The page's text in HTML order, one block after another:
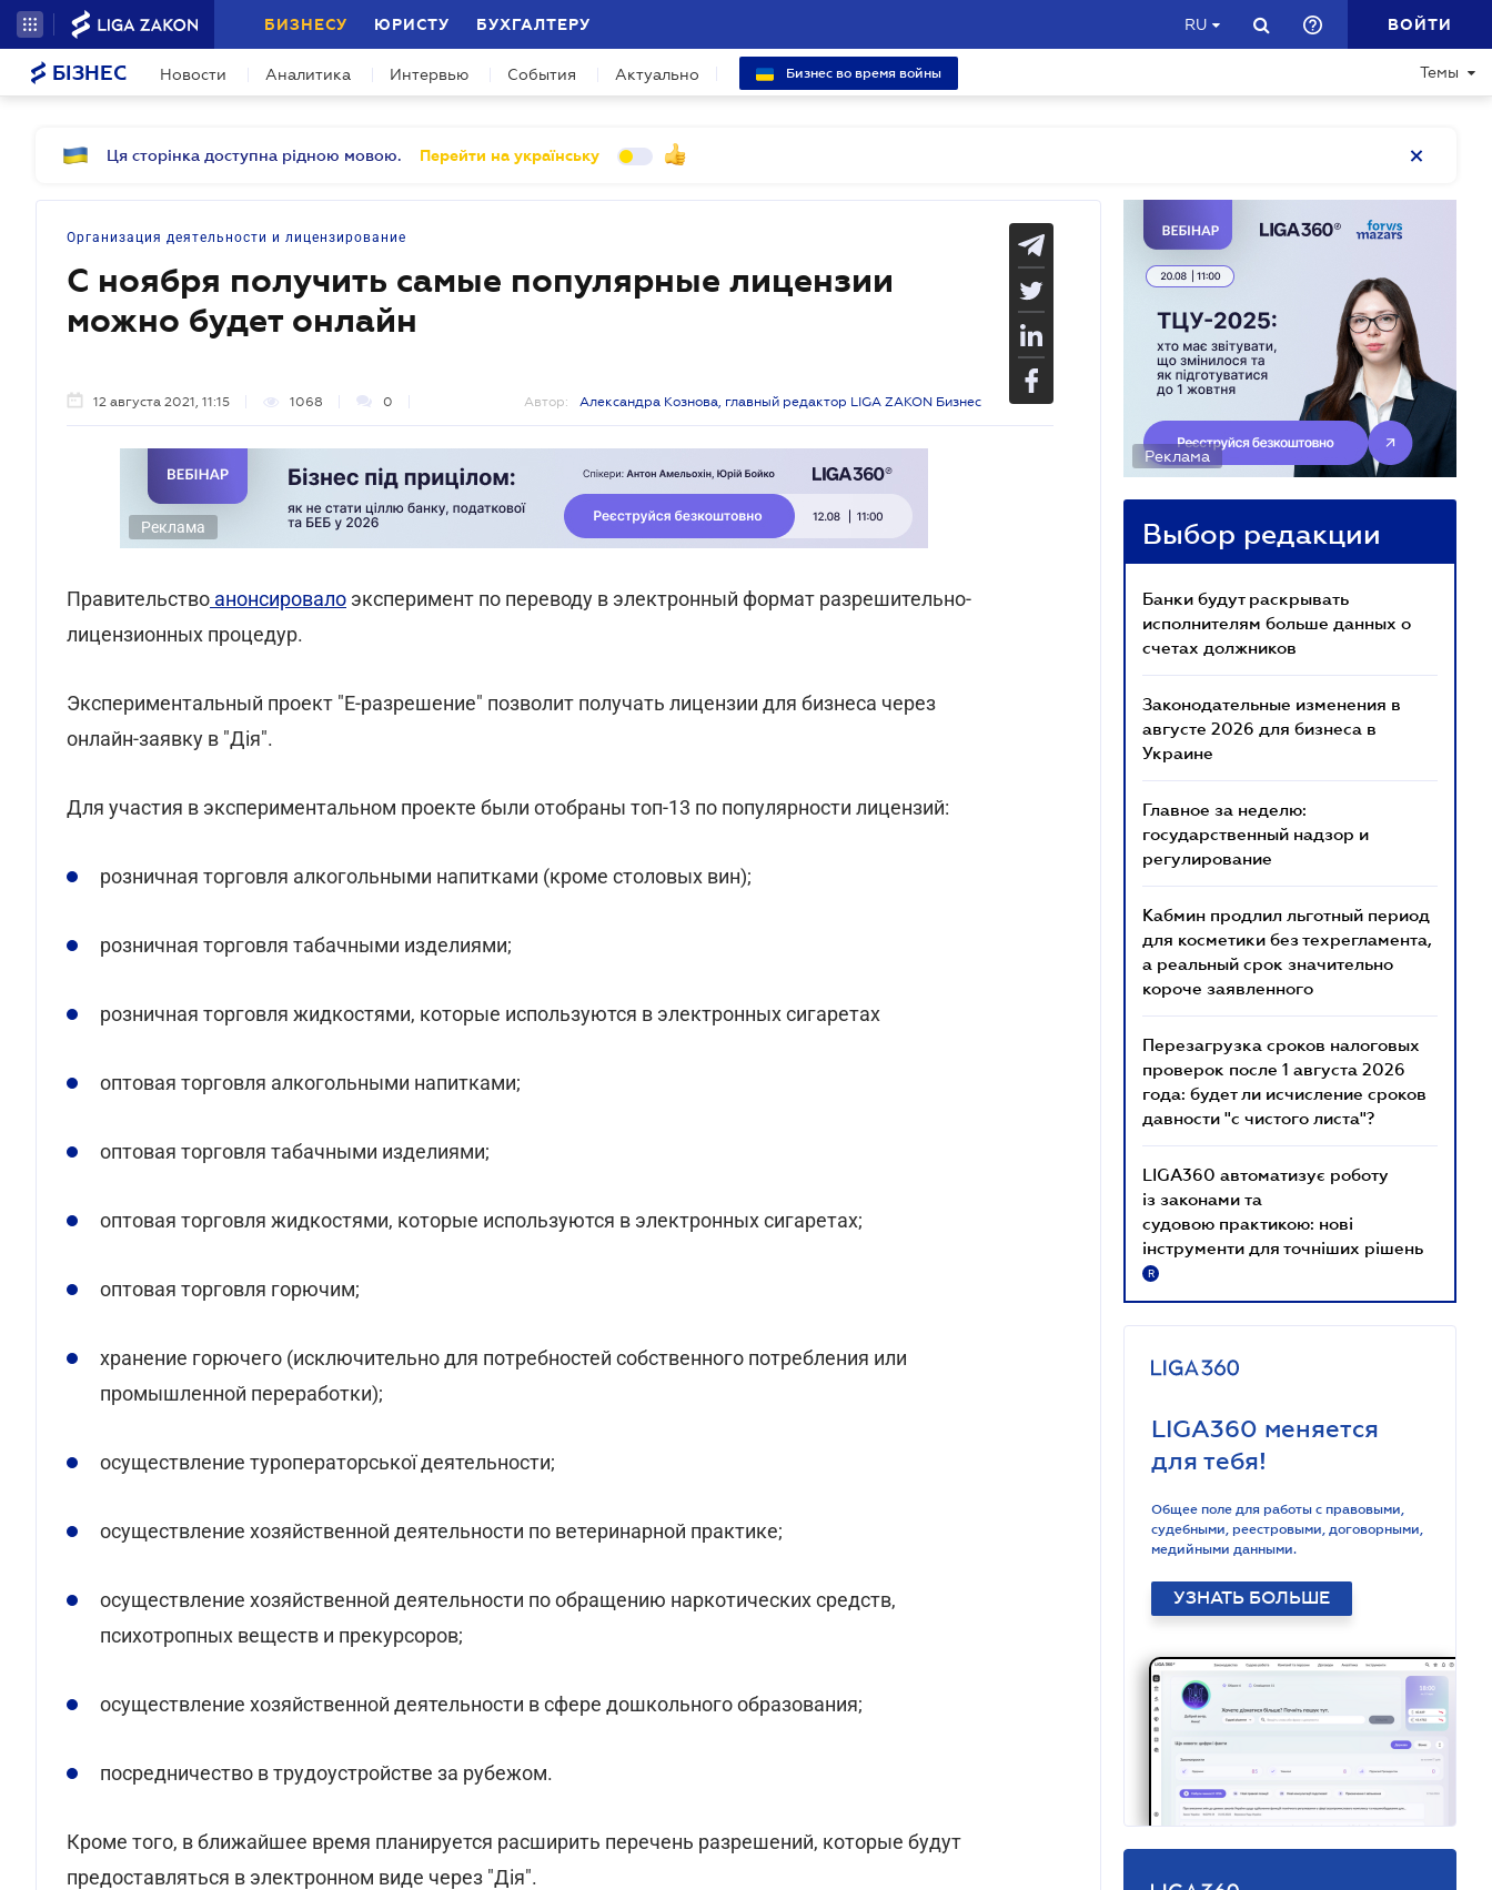
БИЗНЕСУ ЮРИСТУ БУХГАЛТЕРУ RU ВОЙТИ
БІЗНЕС Новости Аналитика Интервью События Актуально Бизнес во время войны Темы
Ця сторінка доступна рідною мовою. Перейти на українську
Организация деятельности и лицензирование
С ноября получить самые популярные лицензии
можно будет онлайн
12 августа 2021, 11:15 1068 0 Автор: Александра Кознова, главный редактор LIGA ZAKON Бизнес
Реклама
Правительство анонсировало эксперимент по переводу в электронный формат разрешительно-
лицензионных процедур.
Экспериментальный проект "Е-разрешение" позволит получать лицензии для бизнеса через
онлайн-заявку в "Дія".
Для участия в экспериментальном проекте были отобраны топ-13 по популярности лицензий:
розничная торговля алкогольными напитками (кроме столовых вин);
розничная торговля табачными изделиями;
розничная торговля жидкостями, которые используются в электронных сигаретах
оптовая торговля алкогольными напитками;
оптовая торговля табачными изделиями;
оптовая торговля жидкостями, которые используются в электронных сигаретах;
оптовая торговля горючим;
хранение горючего (исключительно для потребностей собственного потребления или
промышленной переработки);
осуществление туроператорської деятельности;
осуществление хозяйственной деятельности по ветеринарной практике;
осуществление хозяйственной деятельности по обращению наркотических средств,
психотропных веществ и прекурсоров;
осуществление хозяйственной деятельности в сфере дошкольного образования;
посредничество в трудоустройстве за рубежом.
Кроме того, в ближайшее время планируется расширить перечень разрешений, которые будут
предоставляться в электронном виде через "Дія".
Реклама
Выбор редакции
Банки будут раскрывать
исполнителям больше данных о
счетах должников
Законодательные изменения в
августе 2026 для бизнеса в
Украине
Главное за неделю:
государственный надзор и
регулирование
Кабмин продлил льготный период
для косметики без техрегламента,
а реальный срок значительно
короче заявленного
Перезагрузка сроков налоговых
проверок после 1 августа 2026
года: будет ли исчисление сроков
давности "с чистого листа"?
LIGA360 автоматизує роботу
із законами та
судовою практикою: нові
інструменти для точніших рішень
R
LIGA360 меняется
для тебя!
Общее поле для работы с правовыми,
судебными, реестровыми, договорными,
медийными данными.
УЗНАТЬ БОЛЬШЕ